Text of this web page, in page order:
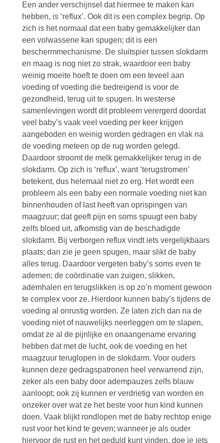
Een ander verschijnsel dat hiermee te maken kan
hebben, is ‘reflux’. Ook dit is een complex begrip. Op
zich is het normaal dat een baby gemakkelijker dan
een volwassene kan spugen; dit is een
beschermmechanisme. De sluitspier tussen slokdarm
en maag is nog niet zo strak, waardoor een baby
weinig moeite hoeft te doen om een teveel aan
voeding of voeding die bedreigend is voor de
gezondheid, terug uit te spugen. In westerse
samenlevingen wordt dit probleem verergerd doordat
veel baby’s vaak veel voeding per keer krijgen
aangeboden en weinig worden gedragen en vlak na
de voeding meteen op de rug worden gelegd.
Daardoor stroomt de melk gemakkelijker terug in de
slokdarm. Op zich is ‘reflux’, want ’terugstromen’
betekent, dus helemaal niet zo erg. Het wordt een
probleem als een baby een normale voeding niet kan
binnenhouden of last heeft van oprispingen van
maagzuur; dat geeft pijn en soms spuugt een baby
zelfs bloed uit, afkomstig van de beschadigde
slokdarm. Bij verborgen reflux vindt iets vergelijkbaars
plaats; dan zie je geen spugen, maar slikt de baby
alles terug. Daardoor vergeten baby’s soms even te
ademen; de coördinatie van zuigen, slikken,
ademhalen en terugslikken is op zo’n moment gewoon
te complex voor ze. Hierdoor kunnen baby’s tijdens de
voeding al onrustig worden. Ze laten zich dan na de
voeding niet of nauwelijks neerleggen om te slapen,
omdat ze al de pijnlijke en onaangename ervaring
hebben dat met de lucht, ook de voeding en het
maagzuur teruglopen in de slokdarm. Voor ouders
kunnen deze gedragspatronen heel verwarrend zijn,
zeker als een baby door adempauzes zelfs blauw
aanloopt; ook zij kunnen er verdrietig van worden en
onzeker over wat ze het beste voor hun kind kunnen
doen. Vaak blijkt rondlopen met de baby rechtop enige
rust voor het kind te geven; wanneer je als ouder
hiervoor de rust en het geduld kunt vinden, doe je iets